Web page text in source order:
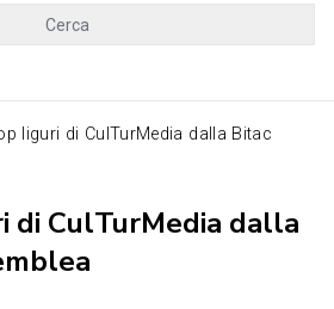
Cerca
liguri di CulTurMedia dalla Bitac
di CulTurMedia dalla